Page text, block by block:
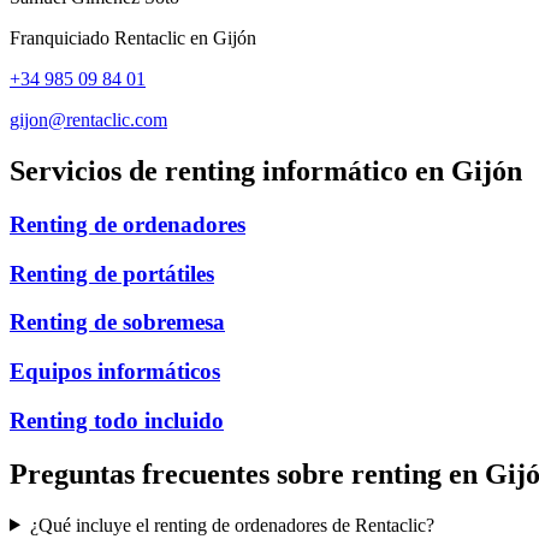
Franquiciado Rentaclic en Gijón
+34 985 09 84 01
gijon@rentaclic.com
Servicios de renting informático en Gijón
Renting de ordenadores
Renting de portátiles
Renting de sobremesa
Equipos informáticos
Renting todo incluido
Preguntas frecuentes sobre renting en
¿Qué incluye el renting de ordenadores de Rentaclic?